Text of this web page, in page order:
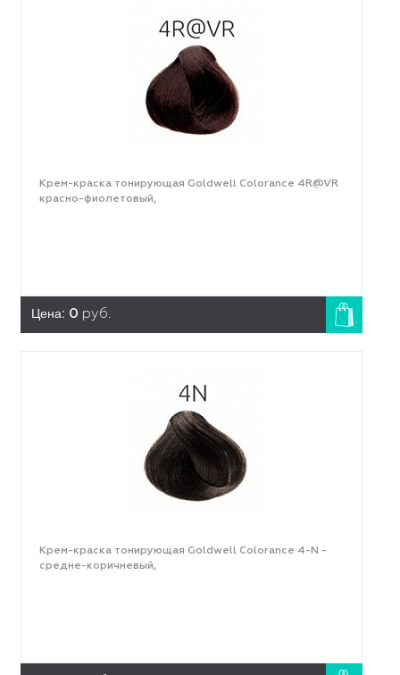
Крем-краска тонирующая Goldwell Colorance 4R@VR
красно-фиолетовый,
Цена: 0 руб.
Крем-краска тонирующая Goldwell Colorance 4-N -
средне-коричневый,